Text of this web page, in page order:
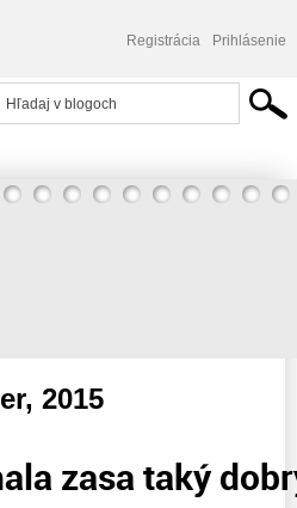
Registrácia Prihlásenie
2015
zasa taký